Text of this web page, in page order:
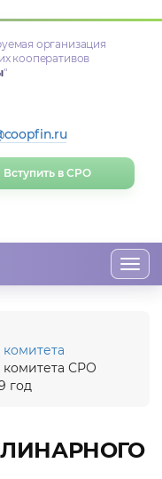
организация
кооперативов
"
Вступить в СРО
СРО
год